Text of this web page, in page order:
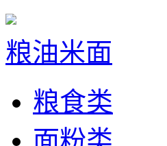
粮油米面
粮食类